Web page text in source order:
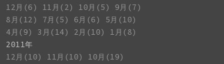
12月(6)
11月(2) 10月(5)
9月(7)
8月(12)
7月(5) 6月(6)
5月(10)
4月(9)
3月(14) 2月(10)
1月(8)
2011年
12月(10)
11月(10)
10月(19)